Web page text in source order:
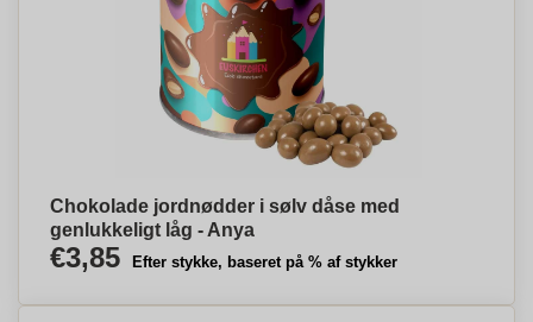
Chokolade jordnødder i sølv dåse med
genlukkeligt låg - Anya
€3,85 Efter stykke, baseret på % af stykker